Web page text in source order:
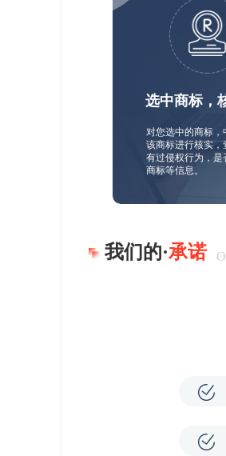
选中商标，
对您选中的商标，
该商标进行核实，
有过侵权行为，是
商标等信息。
我们的·承诺